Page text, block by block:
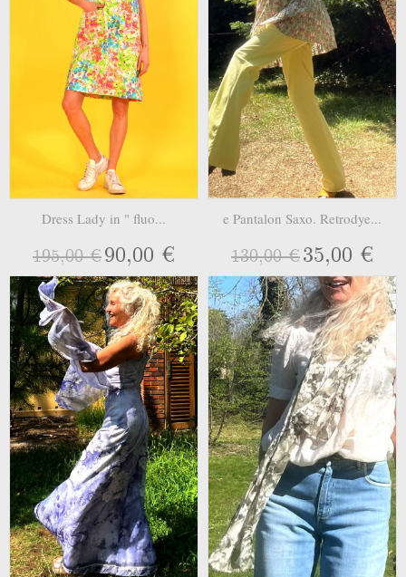
Dress Lady in " fluo...
195,00 €90,00 €
e Pantalon Saxo. Retrodye...
130,00 €35,00 €